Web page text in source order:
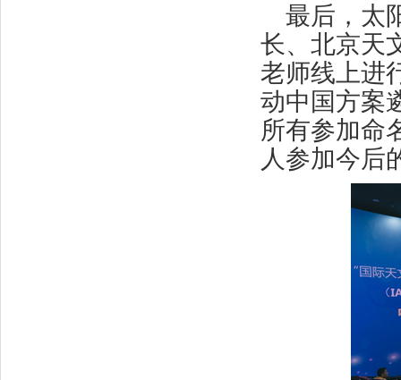
最后，太
长、北京天
老师线上进
动中国方案
所有参加命
人参加今后